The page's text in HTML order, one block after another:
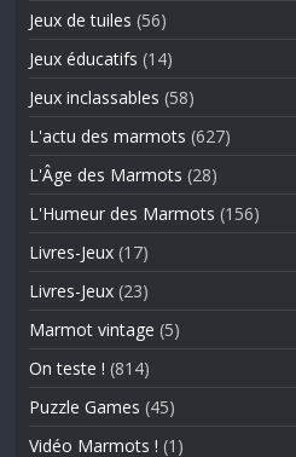
Jeux de tuiles (56)
Jeux éducatifs (14)
Jeux inclassables (58)
L'actu des marmots (627)
L'Âge des Marmots (28)
L'Humeur des Marmots (156)
Livres-Jeux (17)
Livres-Jeux (23)
Marmot vintage (5)
On teste ! (814)
Puzzle Games (45)
Vidéo Marmots ! (1)